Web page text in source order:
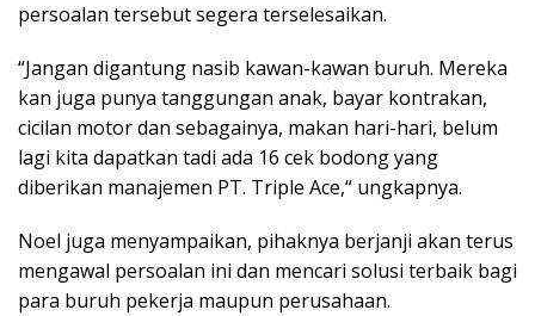
persoalan tersebut segera terselesaikan.
“Jangan digantung nasib kawan-kawan buruh. Mereka
kan juga punya tanggungan anak, bayar kontrakan,
cicilan motor dan sebagainya, makan hari-hari, belum
lagi kita dapatkan tadi ada 16 cek bodong yang
diberikan manajemen PT. Triple Ace,“ ungkapnya.
Noel juga menyampaikan, pihaknya berjanji akan terus
mengawal persoalan ini dan mencari solusi terbaik bagi
para buruh pekerja maupun perusahaan.